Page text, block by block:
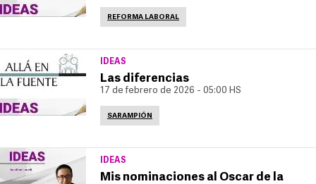
REFORMA LABORAL
IDEAS
Las diferencias
17 de febrero de 2026 - 05:00 HS
SARAMPIÓN
IDEAS
Mis nominaciones al Oscar de la